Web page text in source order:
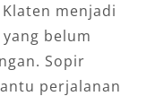
menjadi
belum
Sopir
perjalanan